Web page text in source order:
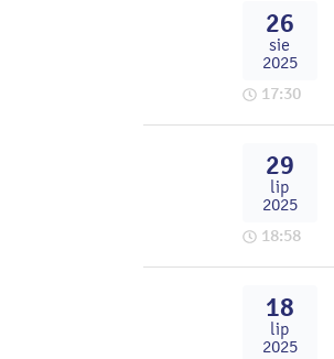
26
sie
2025
17:30
29
lip
2025
18:58
18
lip
2025